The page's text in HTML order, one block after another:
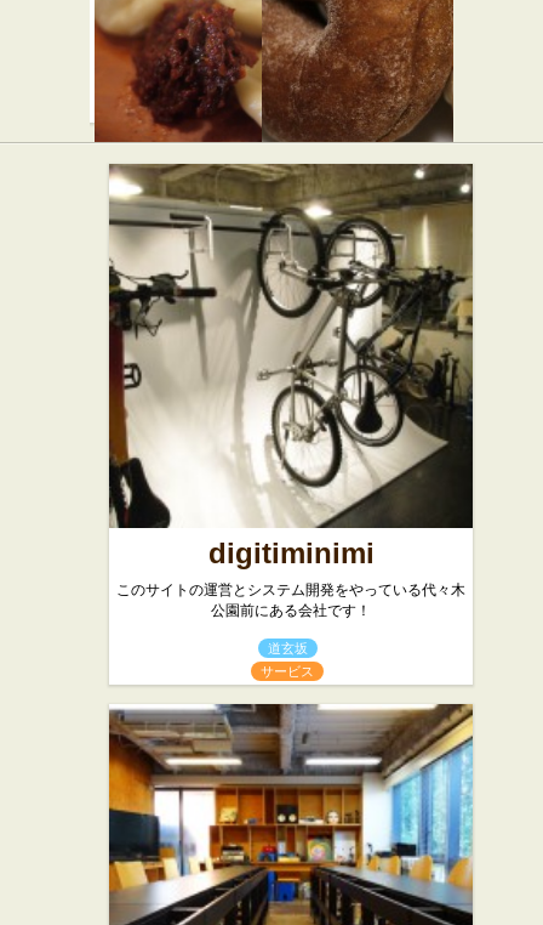
★★☆
パン屋
ル ★★☆
スイーツ
ガテモタ
ブン
★★☆
アジア・エスニッ
ク
ドーナツ
とコーヒ
ーの店 ハ
リッツ
★★★
カフェ・喫茶店
スイーツ
digitiminimi
このサイトの運営とシステム開発をやっている代々木
公園前にある会社です！
道玄坂
サービス